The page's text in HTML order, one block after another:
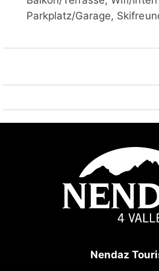
Einkaufsgeschäft 10 m,
20.5 km. Golfplatz (18 Loch) 25
Kinderspielplatz 10 m.
erreichbar: 4 Vallées 10 m.
Saxon 200 m. Bitte beachten:
sind buchbar. Heizung nur im
Sportgeschäfte / Skiverleih.
Parkplatz/Garage,
Nendaz